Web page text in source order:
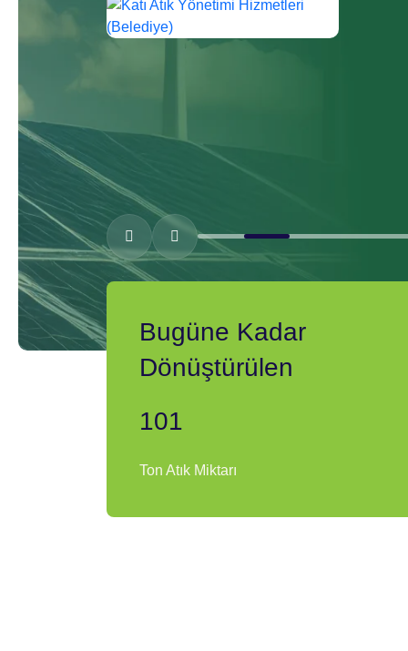
Bugüne Kadar
Dönüştürülen
101
Ton Atık Miktarı